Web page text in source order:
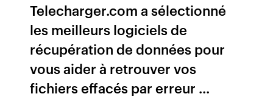
Telecharger.com a sélectionné
les meilleurs logiciels de
récupération de données pour
vous aider à retrouver vos
fichiers effacés par erreur ...